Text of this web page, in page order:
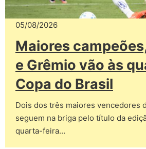
05/08/2026
Maiores
e Grêmio vão às
Copa do Brasil
Dois dos três maiores vencedores
seguem na briga pelo título da
quarta-feira…